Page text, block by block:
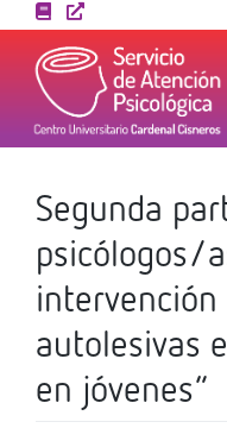
to
content
Segunda
psicólogos/
autolesivas
en jóvenes”